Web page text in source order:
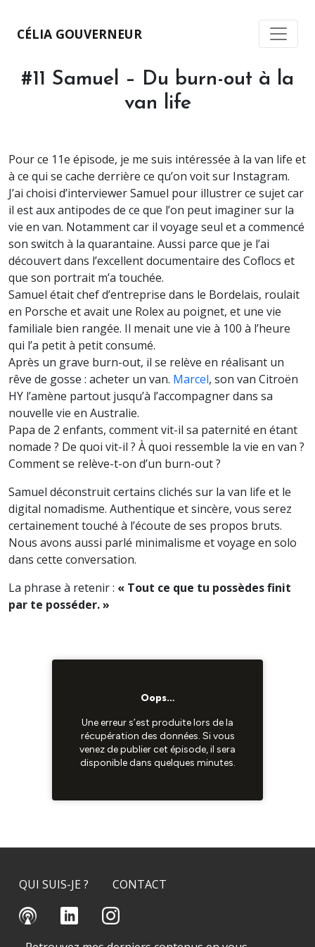
CÉLIA GOUVERNEUR
#11 Samuel – Du burn-out à la
van life
Pour ce 11e épisode, je me suis intéressée à la van life et
à ce qui se cache derrière ce qu’on voit sur Instagram.
J’ai choisi d’interviewer Samuel pour illustrer ce sujet car
il est aux antipodes de ce que l’on peut imaginer sur la
vie en van. Notamment car il voyage seul et a commencé
son switch à la quarantaine. Aussi parce que je l’ai
découvert dans l’excellent documentaire des Coflocs et
que son portrait m’a touchée.
Samuel était chef d’entreprise dans le Bordelais, roulait
en Porsche et avait une Rolex au poignet, et une vie
familiale bien rangée. Il menait une vie à 100 à l’heure
qui l’a petit à petit consumé.
Après un grave burn-out, il se relève en réalisant un
rêve de gosse : acheter un van. Marcel, son van Citroën
HY l’amène partout jusqu’à l’accompagner dans sa
nouvelle vie en Australie.
Papa de 2 enfants, comment vit-il sa paternité en étant
nomade ? De quoi vit-il ? À quoi ressemble la vie en van ?
Comment se relève-t-on d’un burn-out ?
Samuel déconstruit certains clichés sur la van life et le
digital nomadisme. Authentique et sincère, vous serez
certainement touché à l’écoute de ses propos bruts.
Nous avons aussi parlé minimalisme et voyage en solo
dans cette conversation.
La phrase à retenir : « Tout ce que tu possèdes finit
par te posséder. »
QUI SUIS-JE ? CONTACT